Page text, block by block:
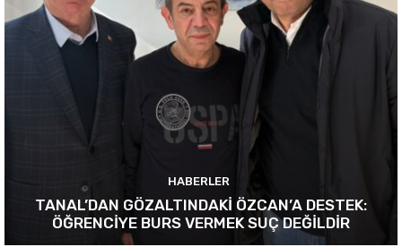
HABERLER
TANAL’DAN GÖZALTINDAKİ ÖZCAN’A DESTEK:
ÖĞRENCİYE BURS VERMEK SUÇ DEĞİLDİR